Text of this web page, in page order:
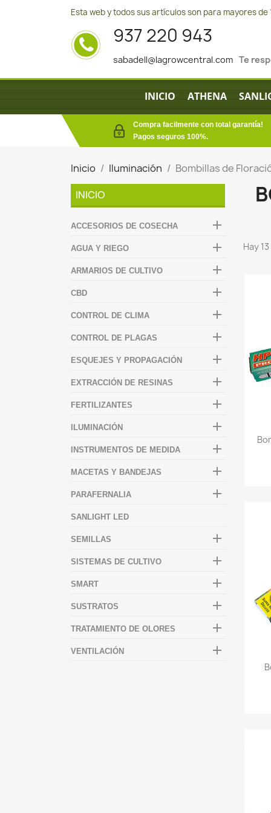
Esta web y todos sus artículos son para mayores de
937 220 943
sabadell@lagrowcentral.com Te
INICIO ATHENA
Compra facilmente con total garantía!
Pagos seguros 100%.
Inicio Iluminación
Bombillas de
INICIO
ACCESORIOS DE COSECHA 
AGUA Y RIEGO 
ARMARIOS DE CULTIVO 
CBD 
CONTROL DE CLIMA 
CONTROL DE PLAGAS 
ESQUEJES Y PROPAGACIÓN 
EXTRACCIÓN DE RESINAS 
FERTILIZANTES 
ILUMINACIÓN 
INSTRUMENTOS DE MEDIDA 
MACETAS Y BANDEJAS 
PARAFERNALIA 
SANLIGHT LED
SEMILLAS 
SISTEMAS DE CULTIVO 
SMART 
SUSTRATOS 
TRATAMIENTO DE OLORES 
VENTILACIÓN 
Hay